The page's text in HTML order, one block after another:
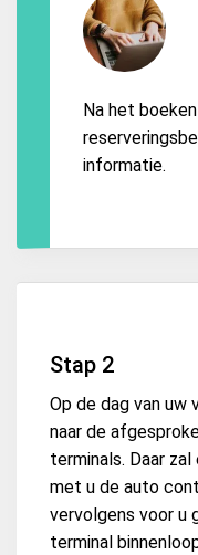
Na het
informatie.
Stap 2
Op de dag van uw
naar de
terminals. Daar
met u de auto
vervolgens voor u
terminal